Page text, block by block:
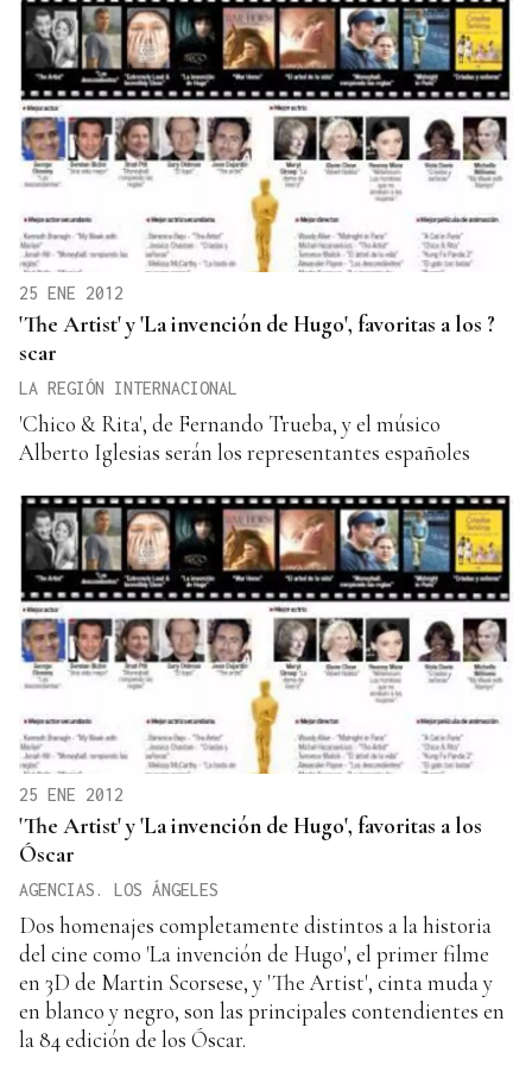
25 ENE 2012
'The Artist' y 'La invención de Hugo', favoritas a los ?
scar
LA REGIÓN INTERNACIONAL
'Chico & Rita', de Fernando Trueba, y el músico
Alberto Iglesias serán los representantes españoles
25 ENE 2012
'The Artist' y 'La invención de Hugo', favoritas a los
Óscar
AGENCIAS. LOS ÁNGELES
Dos homenajes completamente distintos a la historia
del cine como 'La invención de Hugo', el primer filme
en 3D de Martin Scorsese, y 'The Artist', cinta muda y
en blanco y negro, son las principales contendientes en
la 84 edición de los Óscar.